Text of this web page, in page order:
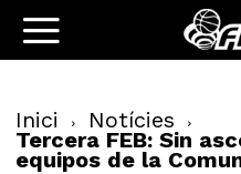
Inici Notícies
Tercera FEB: Sin
equipos de la